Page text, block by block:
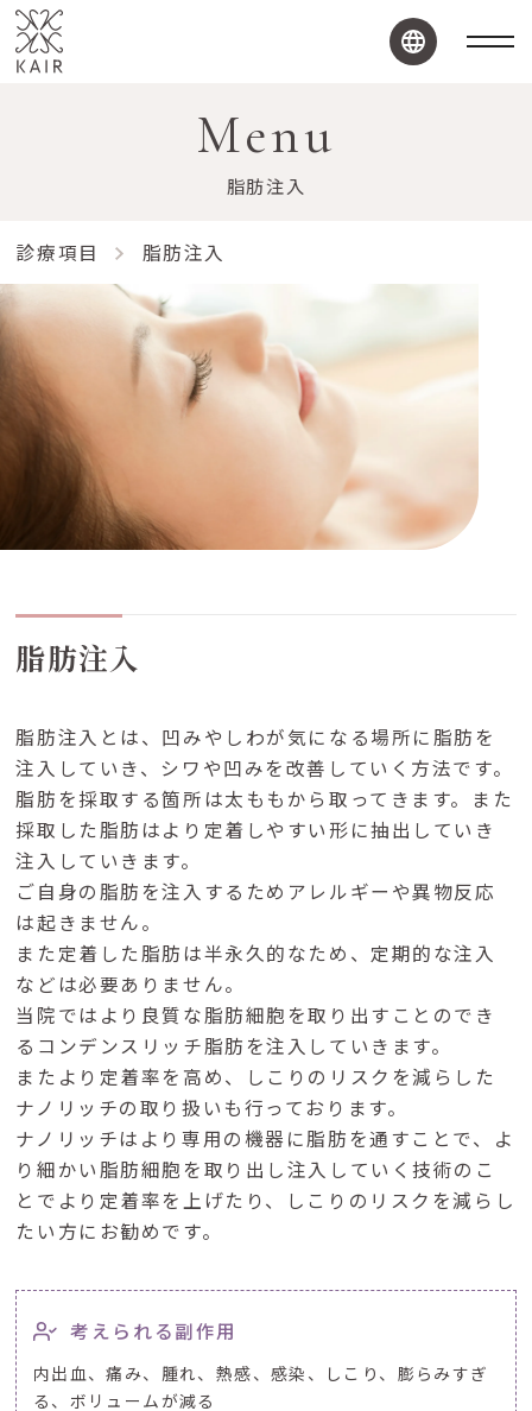
Menu
脂肪注入
診療項目 脂肪注入
脂肪注入
脂肪注入とは、凹みやしわが気になる場所に脂肪を
注入していき、シワや凹みを改善していく方法です。
脂肪を採取する箇所は太ももから取ってきます。また
採取した脂肪はより定着しやすい形に抽出していき
注入していきます。
ご自身の脂肪を注入するためアレルギーや異物反応
は起きません。
また定着した脂肪は半永久的なため、定期的な注入
などは必要ありません。
当院ではより良質な脂肪細胞を取り出すことのでき
るコンデンスリッチ脂肪を注入していきます。
またより定着率を高め、しこりのリスクを減らした
ナノリッチの取り扱いも行っております。
ナノリッチはより専用の機器に脂肪を通すことで、よ
り細かい脂肪細胞を取り出し注入していく技術のこ
とでより定着率を上げたり、しこりのリスクを減らし
たい方にお勧めです。
考えられる副作用
内出血、痛み、腫れ、熱感、感染、しこり、膨らみすぎ
る、ボリュームが減る